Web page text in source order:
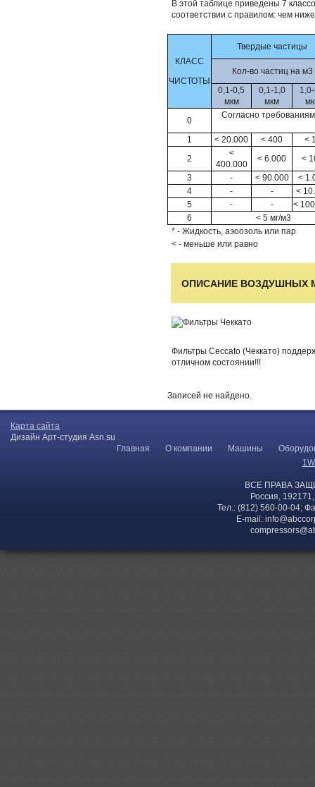
В этой таблице приведены 7
соответствии с правилом: чем
КЛАСС
ЧИСТОТЫ
Твердые частицы
Кол-во частиц на м3
0,1-0,5
мкм
0,1-1,0
мкм
0
Согласно
1 < 20.000 < 400
<
2
<
400.000
< 6.000
<
3
- < 90.000
<
4
- -
<
5
- -
<
6
< 5 мг/м3
* - Жидкость, аэоозоль или пар
< - меньше или равно
ОПИСАНИЕ ВОЗДУШНЫХ
Фильтры Ceccato (Чеккато)
отличном состоянии!!!
Записей не найдено.
Карта сайта
Дизайн Арт-студия Asn.su
Главная
О компании Машины
ВСЕ ПРАВА
Россия,
Тел.: (812) 560-00-04;
E-mail: